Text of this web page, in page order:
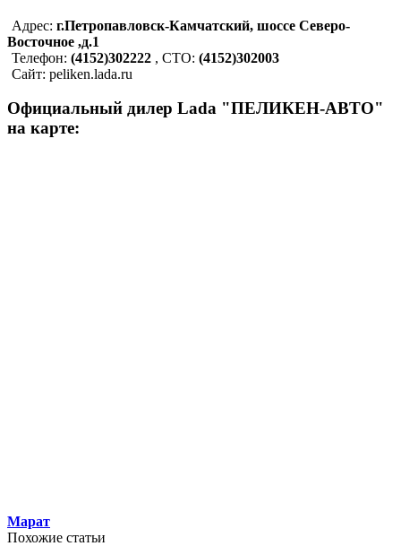
Адрес: г.Петропавловск-Камчатский, шоссе Северо-
Восточное ,д.1
Телефон: (4152)302222 , СТО: (4152)302003
Сайт: peliken.lada.ru
Официальный дилер Lada "ПЕЛИКЕН-АВТО"
на карте:
Марат
Похожие статьи